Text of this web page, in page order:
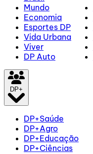
Mundo
Economia
Esportes DP
Vida Urbana
Viver
DP Auto
DP+
DP+Saúde
DP+Agro
DP+Educação
DP+Ciências